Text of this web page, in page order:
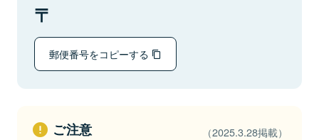
郵便番号をコピーする
ご注意 （2025.3.28掲載）